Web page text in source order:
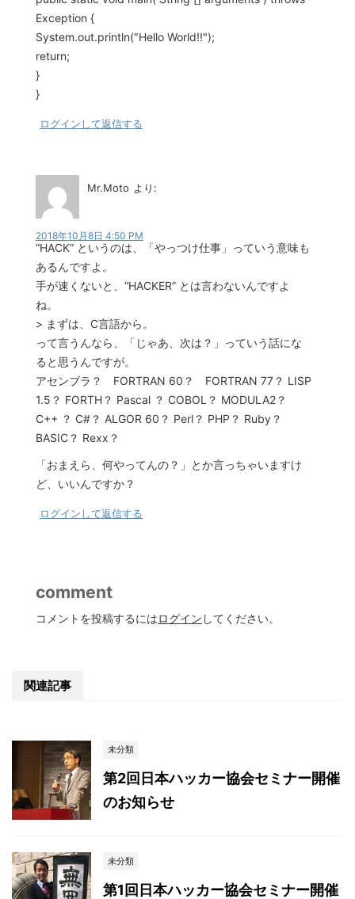
Exception {
System.out.println("Hello World!!");
return;
}
}
ログインして返信する
Mr.Moto より:
2018年10月8日 4:50 PM
“HACK” というのは、「やっつけ仕事」っていう意味も
あるんですよ。
手が速くないと、“HACKER” とは言わないんですよ
ね。
> まずは、C言語から。
って言うんなら、「じゃあ、次は？」っていう話にな
ると思うんですが。
アセンブラ？ FORTRAN 60？ FORTRAN 77？ LISP
1.5？ FORTH？ Pascal ？ COBOL？ MODULA2？
C++ ？ C#？ ALGOR 60？ Perl？ PHP？ Ruby？
BASIC？ Rexx？
「おまえら、何やってんの？」とか言っちゃいますけ
ど、いいんですか？
ログインして返信する
comment
コメントを投稿するにはログイン してください。
関連記事
未分類
第2回日本ハッカー協会セミナー開催
のお知らせ
未分類
第1回日本ハッカー協会セミナー開催